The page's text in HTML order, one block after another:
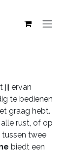
jij ervan
te bedienen
graag hebt.
rust, of op
twee
biedt een